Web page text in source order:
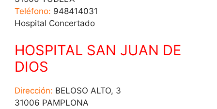
Teléfono: 948414031
Hospital Concertado
HOSPITAL SAN JUAN DE
DIOS
Dirección: BELOSO ALTO, 3
31006 PAMPLONA